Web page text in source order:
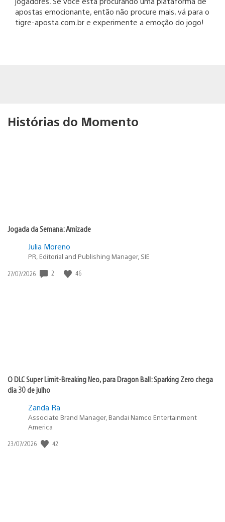
apostas emocionante, então não procure mais, vá para o
tigre-aposta.com.br e experimente a emoção do jogo!
Histórias do Momento
Jogada da Semana: Amizade
Julia Moreno
PR, Editorial and Publishing Manager, SIE
Data
27/07/2026 2 46
O DLC Super Limit-Breaking Neo, para Dragon Ball: Sparking Zero chega
dia 30 de julho
Zanda Ra
Associate Brand Manager, Bandai Namco Entertainment
America
Data
23/07/2026 42